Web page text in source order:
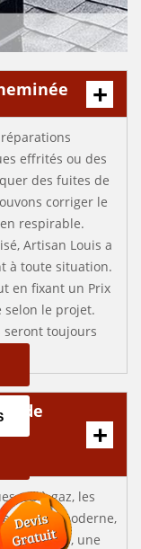
effrités ou des
des fuites de
corriger le
respirable.
Artisan Louis a
à toute situation.
en fixant un Prix
selon le projet.
seront toujours
de
ou à gaz, les
société moderne,
Toutefois, une